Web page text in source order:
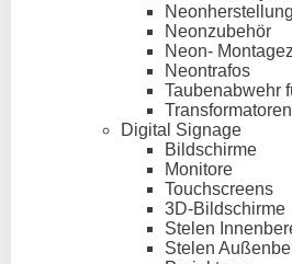
Neonherstellung
Neonzubehör
Neon-
Neontrafos
Taubenabwehr
Transformatoren
Digital Signage
Bildschirme
Monitore
Touchscreens
3D-Bildschirme
Stelen
Stelen